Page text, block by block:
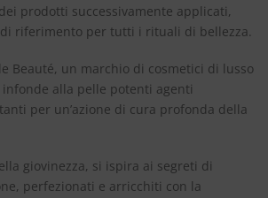
prodotti successivamente applicati,
riferimento per tutti i rituali di bellezza.
Beauté, un marchio di cosmetici di lusso
alla pelle potenti agenti
per un’azione di cura profonda della
giovinezza, si ispira ai segreti di
perfezionati e arricchiti con la